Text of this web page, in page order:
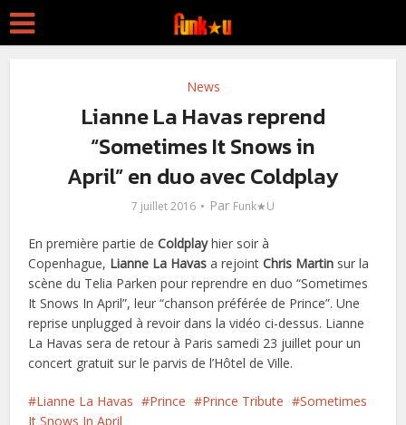
News
Lianne La Havas reprend
“Sometimes It Snows in
April” en duo avec Coldplay
7 juillet 2016 Par Funk★U
En première partie de Coldplayhier soir à
Copenhague, Lianne La Havas a rejointChris Martin sur la
scène du Telia Parken pour reprendre en duo “Sometimes
It Snows In April”, leur “chanson préférée de Prince”. Une
reprise unplugged à revoir dans la vidéo ci-dessus. Lianne
La Havas sera de retour à Paris samedi 23 juillet pour un
concert gratuit sur le parvis de l’Hôtel de Ville.
Lianne La Havas Prince Prince Tribute
Sometimes
It Snows In April